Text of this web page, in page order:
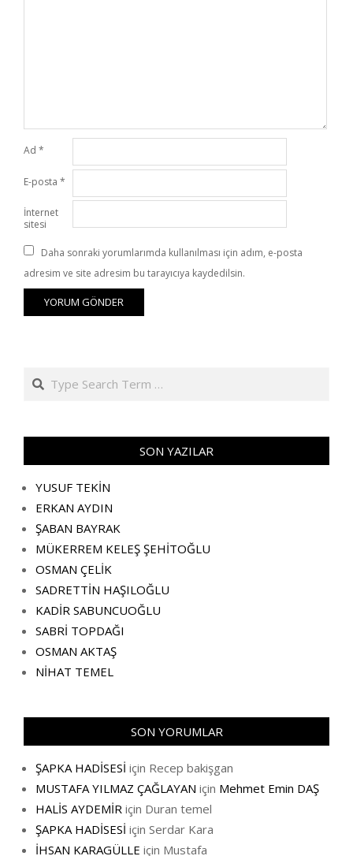
Ad *
E-posta *
İnternet
sitesi
Daha sonraki yorumlarımda kullanılması için adım, e-posta
adresim ve site adresim bu tarayıcıya kaydedilsin.
Search
SON YAZILAR
YUSUF TEKİN
ERKAN AYDIN
ŞABAN BAYRAK
MÜKERREM KELEŞ ŞEHİTOĞLU
OSMAN ÇELİK
SADRETTİN HAŞILOĞLU
KADİR SABUNCUOĞLU
SABRİ TOPDAĞI
OSMAN AKTAŞ
NİHAT TEMEL
SON YORUMLAR
ŞAPKA HADİSESİ için Recep bakişgan
MUSTAFA YILMAZ ÇAĞLAYAN için Mehmet Emin DAŞ
HALİS AYDEMİR için Duran temel
ŞAPKA HADİSESİ için Serdar Kara
İHSAN KARAGÜLLE için Mustafa